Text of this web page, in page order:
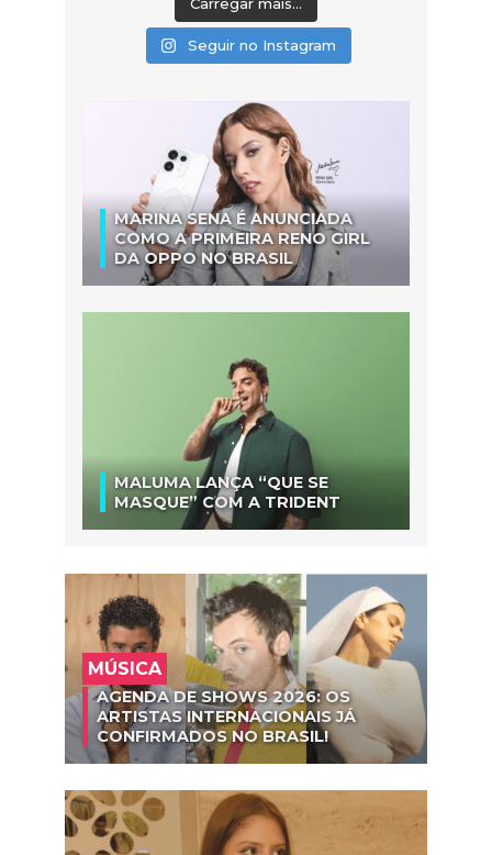
Seguir no Instagram
MARINA SENA É ANUNCIADA
COMO A PRIMEIRA RENO GIRL
DA OPPO NO BRASIL
MALUMA LANÇA “QUE SE
MASQUE” COM A TRIDENT
MÚSICA
AGENDA DE SHOWS 2026: OS
ARTISTAS INTERNACIONAIS JÁ
CONFIRMADOS NO BRASIL!